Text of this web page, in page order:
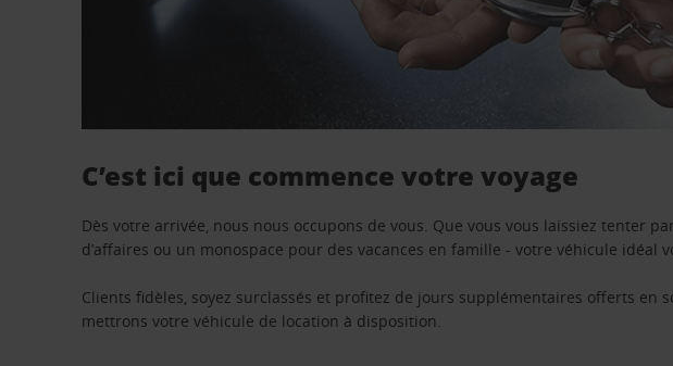
C’est ici que commence votre voyage
Dès votre arrivée, nous nous occupons de vous. Que vous vous laissiez tenter
d’affaires ou un monospace pour des vacances en famille - votre véhicule idéal
Clients fidèles, soyez surclassés et profitez de jours supplémentaires offerts
mettrons votre véhicule de location à disposition.